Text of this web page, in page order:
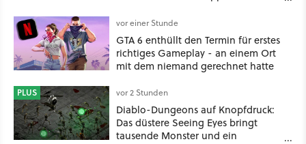
kritisch damit auseinander
vor einer Stunde
GTA 6 enthüllt den Termin für erstes
richtiges Gameplay - an einem Ort
mit dem niemand gerechnet hatte
PLUS vor 2 Stunden
Diablo-Dungeons auf Knopfdruck:
Das düstere Seeing Eyes bringt
tausende Monster und ein